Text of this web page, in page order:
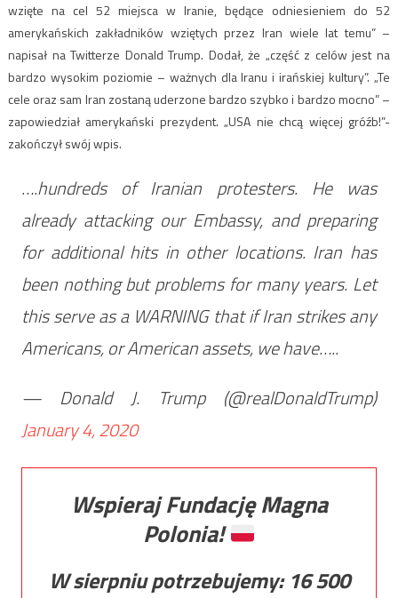
wzięte na cel 52 miejsca w Iranie, będące odniesieniem do 52
amerykańskich zakładników wziętych przez Iran wiele lat temu” –
napisał na Twitterze Donald Trump. Dodał, że „część z celów jest na
bardzo wysokim poziomie – ważnych dla Iranu i irańskiej kultury”. „Te
cele oraz sam Iran zostaną uderzone bardzo szybko i bardzo mocno” –
zapowiedział amerykański prezydent. „USA nie chcą więcej gróźb!”-
zakończył swój wpis.
….hundreds of Iranian protesters. He was
already attacking our Embassy, and preparing
for additional hits in other locations. Iran has
been nothing but problems for many years. Let
this serve as a WARNING that if Iran strikes any
Americans, or American assets, we have…..
— Donald J. Trump (@realDonaldTrump)
January 4, 2020
Wspieraj Fundację Magna
Polonia!
W sierpniu potrzebujemy: 16 500